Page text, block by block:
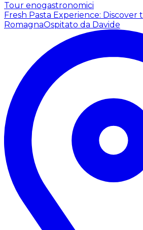
Tour enogastronomici
Fresh Pasta Experience: Discover
RomagnaOspitato da Davide